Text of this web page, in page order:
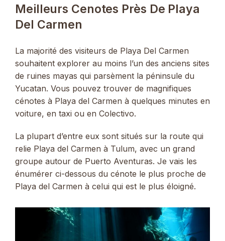
Meilleurs Cenotes Près De Playa
Del Carmen
La majorité des visiteurs de Playa Del Carmen
souhaitent explorer au moins l’un des anciens sites
de ruines mayas qui parsèment la péninsule du
Yucatan. Vous pouvez trouver de magnifiques
cénotes à Playa del Carmen à quelques minutes en
voiture, en taxi ou en Colectivo.
La plupart d’entre eux sont situés sur la route qui
relie Playa del Carmen à Tulum, avec un grand
groupe autour de Puerto Aventuras. Je vais les
énumérer ci-dessous du cénote le plus proche de
Playa del Carmen à celui qui est le plus éloigné.